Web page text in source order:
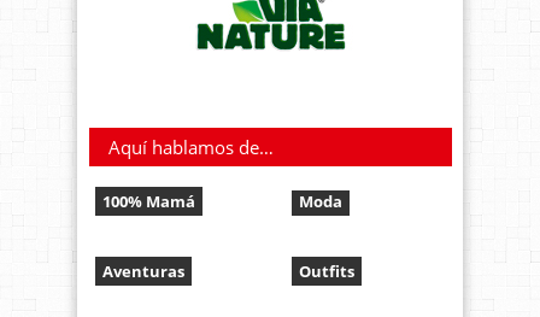
Aquí hablamos de…
100% Mamá
Aventuras
Moda
Outfits